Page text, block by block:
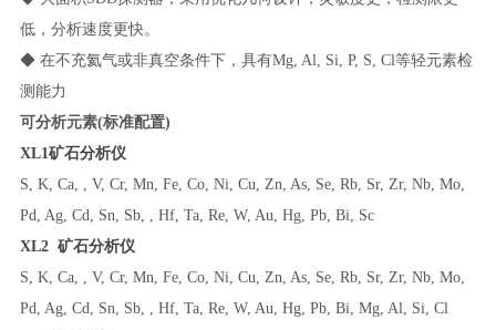
低，分析速度更快。
◆ 在不充氦气或非真空条件下，具有Mg, Al, Si, P, S, Cl等轻元素检
测能力
可分析元素(标准配置)
XL1矿石分析仪
S, K, Ca, , V, Cr, Mn, Fe, Co, Ni, Cu, Zn, As, Se, Rb, Sr, Zr, Nb, Mo,
Pd, Ag, Cd, Sn, Sb, , Hf, Ta, Re, W, Au, Hg, Pb, Bi, Sc
XL2 矿石分析仪
S, K, Ca, , V, Cr, Mn, Fe, Co, Ni, Cu, Zn, As, Se, Rb, Sr, Zr, Nb, Mo,
Pd, Ag, Cd, Sn, Sb, , Hf, Ta, Re, W, Au, Hg, Pb, Bi, Mg, Al, Si, Cl